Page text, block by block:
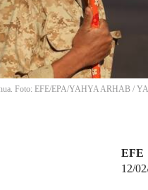
Foto: EFE/EPA/YAHYA ARHAB /
EFE
12/